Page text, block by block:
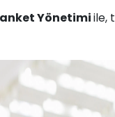
Yönetimiile,